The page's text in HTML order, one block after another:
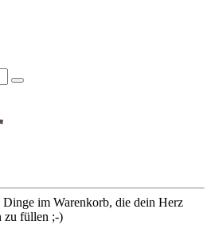
Dinge im Warenkorb, die dein Herz
zu füllen ;-)